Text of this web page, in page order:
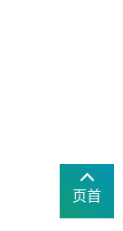
页首